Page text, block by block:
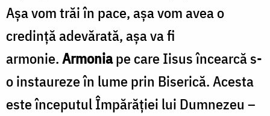
Așa vom trăi în pace, așa vom avea o
credință adevărată, așa va fi
armonie.Armoniape care Iisus încearcă s-
o instaureze în lume prin Biserică. Acesta
este începutul Împărăției lui Dumnezeu –